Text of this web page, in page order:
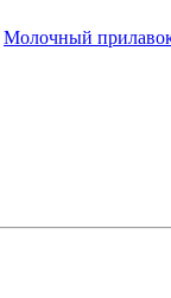
Молочный